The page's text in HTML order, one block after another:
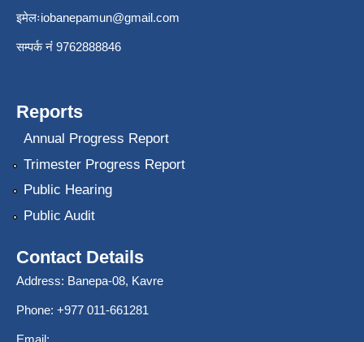
इमेलःiobanepamun@gmail.com
सम्पर्क नंं 9762888846
Reports
Annual Progress Report
Trimester Progress Report
Public Hearing
Public Audit
Contact Details
Address: Banepa-08, Kavre
Phone: +977 011-661281
Email: